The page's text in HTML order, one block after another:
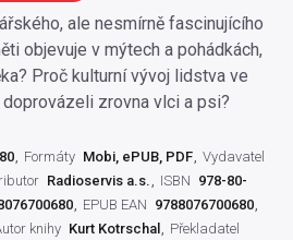
ale nesmírně fascinujícího
objevuje v mýtech a pohádkách,
Proč kulturní vývoj lidstva ve
zrovna vlci a psi?
Formáty Mobi, ePUB, PDF Vydavatel
Radioservis a.s. ISBN 978-80-
EPUB EAN 9788076700680
knihy Kurt Kotrschal
Překladatel